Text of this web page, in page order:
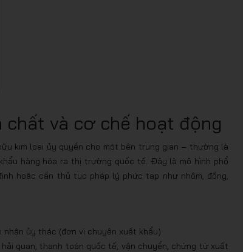
chất và cơ chế hoạt động
kim loại ủy quyền cho một bên trung gian – thường là
hàng hóa ra thị trường quốc tế. Đây là mô hình phổ
hoặc cần thủ tục pháp lý phức tạp như nhôm, đồng,
ủy thác (đơn vị chuyên xuất khẩu)
quan, thanh toán quốc tế, vận chuyển, chứng từ xuất